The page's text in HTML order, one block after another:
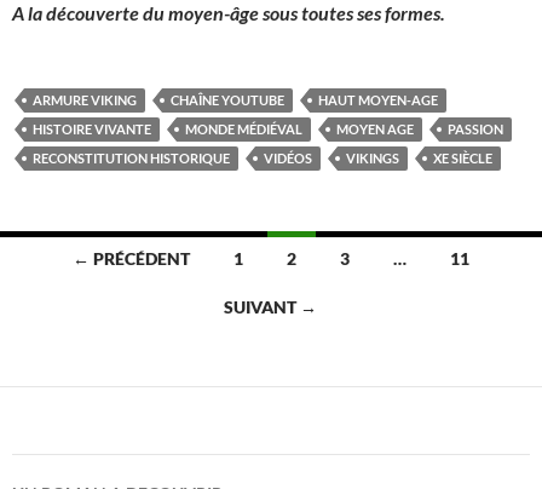
A la découverte du moyen-âge sous toutes ses formes.
ARMURE VIKING CHAÎNE YOUTUBE
HAUT MOYEN-AGE
HISTOIRE VIVANTE
MONDE MÉDIÉVAL MOYEN AGE
PASSION
RECONSTITUTION HISTORIQUE
VIDÉOS VIKINGS XE SIÈCLE
Navigation
← PRÉCÉDENT 1 2 3 … 11
SUIVANT →